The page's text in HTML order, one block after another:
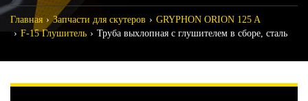
Главная Запчасти для скутеров
GRYPHON ORION 125 A
F-15 Глушитель
Труба выхлопная с глушителем в сборе, сталь